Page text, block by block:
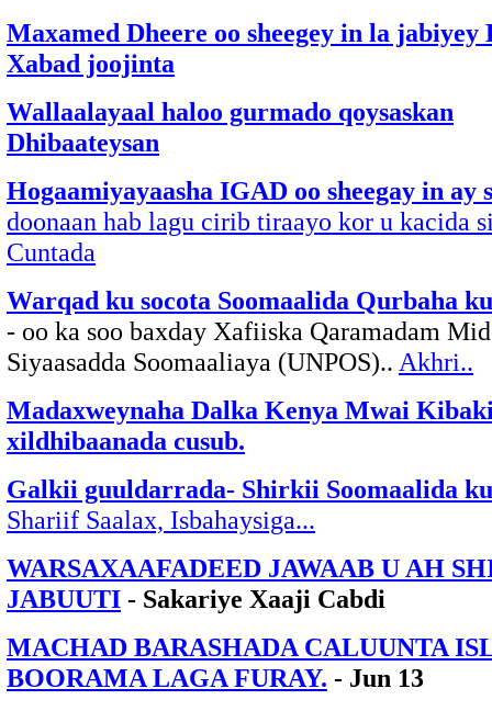
Maxamed Dheere oo sheegey in la jabiyey
Xabad joojinta
Wallaalayaal haloo gurmado qoysaskan
Dhibaateysan
Hogaamiyayaasha IGAD oo sheegay in ay
doonaan hab lagu cirib tiraayo kor u kacida
Cuntada
Warqad ku socota Soomaalida Qurbaha
- oo ka soo baxday Xafiiska Qaramadam
Siyaasadda Soomaaliaya (UNPOS).. Akhri..
Madaxweynaha Dalka Kenya Mwai
xildhibaanada cusub.
Galkii guuldarrada- Shirkii Soomaalida
Shariif Saalax, Isbahaysiga...
WARSAXAAFADEED JAWAAB U AH
JABUUTI - Sakariye Xaaji Cabdi
MACHAD BARASHADA CALUUNTA
BOORAMA LAGA FURAY. - Jun 13